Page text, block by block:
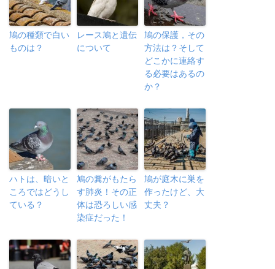
鳩の種類で白い
ものは？
レース鳩と遺伝
について
鳩の保護，その
方法は？そして
どこかに連絡す
る必要はあるの
か？
ハトは、暗いと
ころではどうし
ている？
鳩の糞がもたら
す肺炎！その正
体は恐ろしい感
染症だった！
鳩が庭木に巣を
作ったけど、大
丈夫？